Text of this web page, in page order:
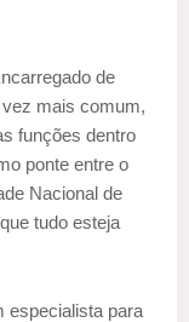
de
mais comum,
funções dentro
ponte entre o
Nacional de
tudo esteja
especialista para